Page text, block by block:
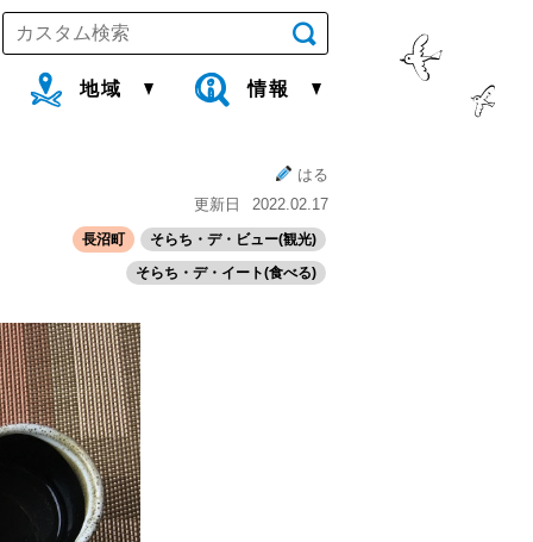
地域 情報
はる
更新日
2022.02.17
長沼町
そらち・デ・ビュー(観光)
そらち・デ・イート(食べる)